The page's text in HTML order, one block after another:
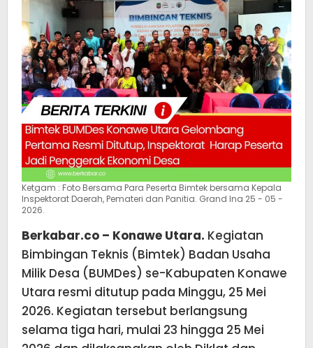
Ketgam : Foto Bersama Para Peserta Bimtek bersama Kepala
Inspektorat Daerah, Pemateri dan Panitia. Grand Ina 25 - 05 -
2026.
Berkabar.co – Konawe Utara. Kegiatan
Bimbingan Teknis (Bimtek) Badan Usaha
Milik Desa (BUMDes) se-Kabupaten Konawe
Utara resmi ditutup pada Minggu, 25 Mei
2026. Kegiatan tersebut berlangsung
selama tiga hari, mulai 23 hingga 25 Mei